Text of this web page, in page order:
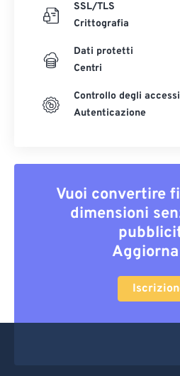
SSL/TLS
Crittografia
Dati protetti
Centri
Controllo degli
Autenticazione
Vuoi convertire
dimensioni